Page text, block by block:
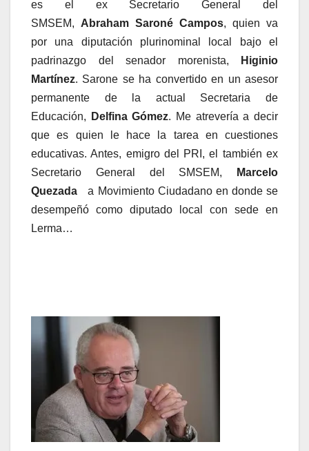
es el ex Secretario General del
SMSEM, Abraham Saroné Campos, quien va
por una diputación plurinominal local bajo el
padrinazgo del senador morenista,
Higinio
Martínez. Sarone se ha convertido en un asesor
permanente de la actual Secretaria de
Educación,
Delfina Gómez. Me atrevería a decir
que es quien le hace la tarea en cuestiones
educativas. Antes, emigro del PRI, el también ex
Secretario General del SMSEM,
Marcelo
Quezada
a Movimiento Ciudadano en donde se
desempeñó como diputado local con sede en
Lerma…